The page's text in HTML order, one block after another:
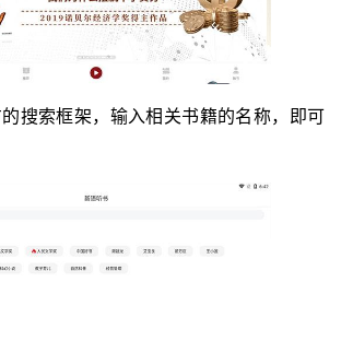
搜索框架，输入相关书籍的名称，即可